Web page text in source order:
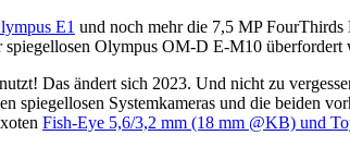
E1 und noch mehr die 7,5 MP FourThirds
Olympus OM-D E-M10
Das ändert sich 2023. Und nicht zu
spiegellosen Systemkameras und die beiden
Fish-Eye 5,6/3,2 mm (18 mm @KB) und